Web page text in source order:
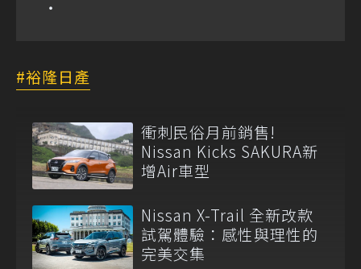
裕隆日產
衝刺民俗月前銷售!
Nissan Kicks SAKURA新
增Air車型
Nissan X-Trail 全新改款
試駕體驗：感性與理性的
完美交集